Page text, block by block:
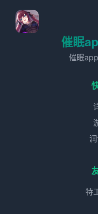
催眠
催眠
特